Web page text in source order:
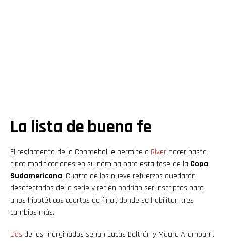
La lista de buena fe
El reglamento de la Conmebol le permite a River hacer hasta
cinco modificaciones en su nómina para esta fase de la Copa
Sudamericana. Cuatro de los nueve refuerzos quedarán
desafectados de la serie y recién podrían ser inscriptos para
unos hipotéticos cuartos de final, donde se habilitan tres
cambios más.
Dos de los marginados serían Lucas Beltrán y Mauro Arambarri.